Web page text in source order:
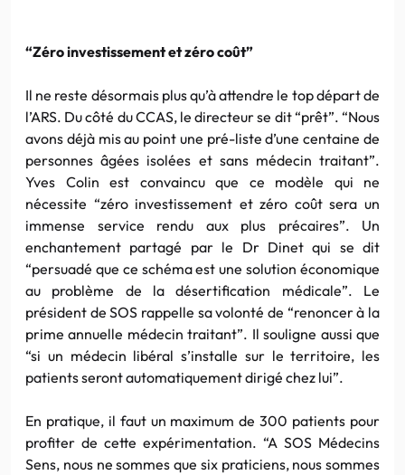
“Zéro investissement et zéro coût”
Il ne reste désormais plus qu’à attendre le top départ de
l’ARS. Du côté du CCAS, le directeur se dit “prêt”. “Nous
avons déjà mis au point une pré-liste d’une centaine de
personnes âgées isolées et sans médecin traitant”.
Yves Colin est convaincu que ce modèle qui ne
nécessite “zéro investissement et zéro coût sera un
immense service rendu aux plus précaires”. Un
enchantement partagé par le Dr Dinet qui se dit
“persuadé que ce schéma est une solution économique
au problème de la désertification médicale”. Le
président de SOS rappelle sa volonté de “renoncer à la
prime annuelle médecin traitant”. Il souligne aussi que
“si un médecin libéral s’installe sur le territoire, les
patients seront automatiquement dirigé chez lui”.
En pratique, il faut un maximum de 300 patients pour
profiter de cette expérimentation. “A SOS Médecins
Sens, nous ne sommes que six praticiens, nous sommes